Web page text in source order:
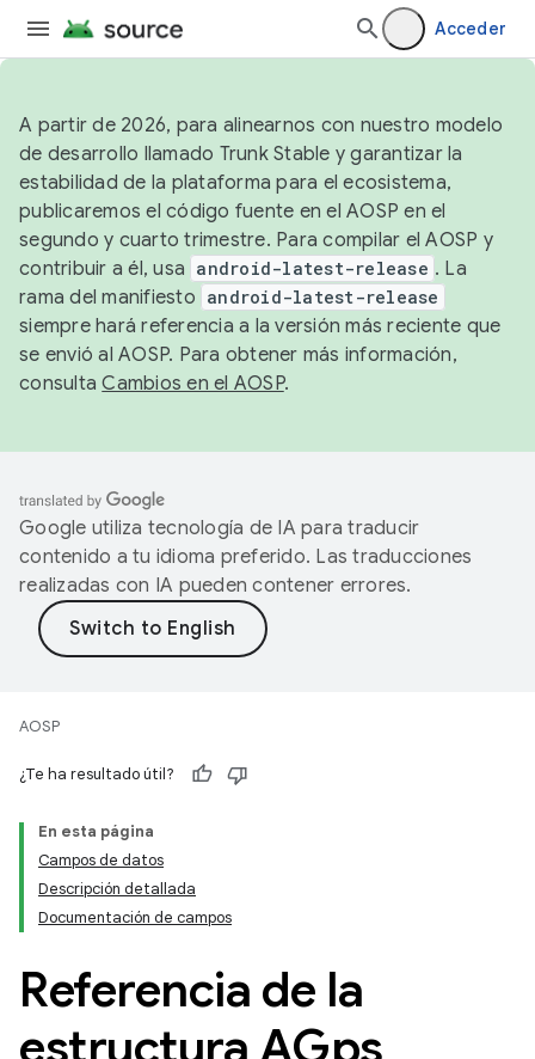
Acceder
A partir de 2026, para alinearnos con nuestro modelo
de desarrollo llamado Trunk Stable y garantizar la
estabilidad de la plataforma para el ecosistema,
publicaremos el código fuente en el AOSP en el
segundo y cuarto trimestre. Para compilar el AOSP y
contribuir a él, usa android-latest-release . La
rama del manifiesto android-latest-release
siempre hará referencia a la versión más reciente que
se envió al AOSP. Para obtener más información,
consultaCambios en el AOSP.
Google utiliza tecnología de IA para traducir
contenido a tu idioma preferido. Las traducciones
realizadas con IA pueden contener errores.
AOSP
¿Te ha resultado útil?
En esta página
Campos de datos
Descripción detallada
Documentación de campos
Referencia de la
estructura AGps